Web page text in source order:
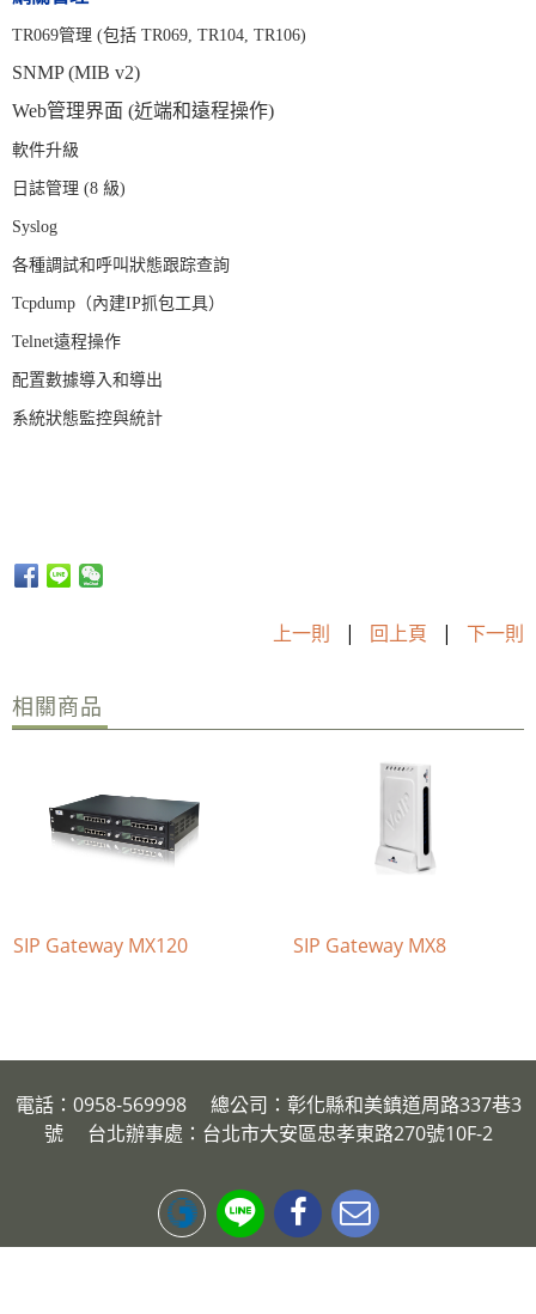
TR069管理 (包括 TR069, TR104, TR106)
SNMP (MIB v2)
Web管理界面 (近端和遠程操作)
軟件升級
日誌管理 (8 級)
Syslog
各種調試和呼叫狀態跟踪查詢
Tcpdump（內建IP抓包工具）
Telnet遠程操作
配置數據導入和導出
系統狀態監控與統計
上一則 | 回上頁 | 下一則
相關商品
SIP Gateway MX120 SIP Gateway MX8
電話：0958-569998 總公司：彰化縣和美鎮道周路337巷3
號 台北辦事處：台北市大安區忠孝東路270號10F-2